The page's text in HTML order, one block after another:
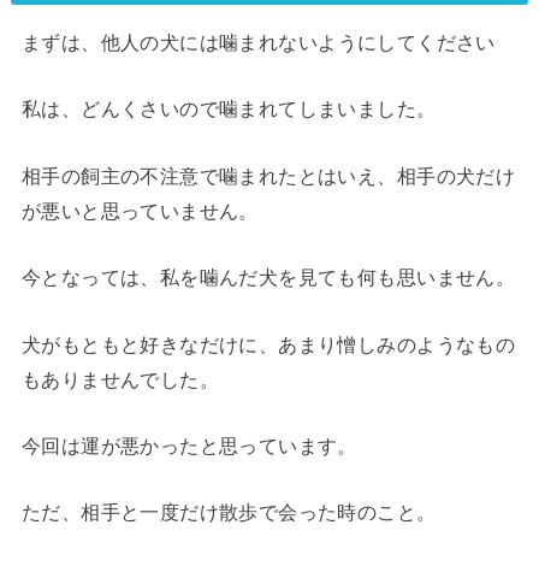
まずは、 他人の犬には噛まれないようにしてください
私は、どんくさいので噛まれてしまいました。
相手の飼主の不注意で噛まれたとはいえ、相手の犬だけ
が悪いと思っていません。
今となっては、私を噛んだ犬を見ても何も思いません。
犬がもともと好きなだけに、あまり憎しみのようなもの
もありませんでした。
今回は運が悪かったと思っています。
ただ、相手と一度だけ散歩で会った時のこと。